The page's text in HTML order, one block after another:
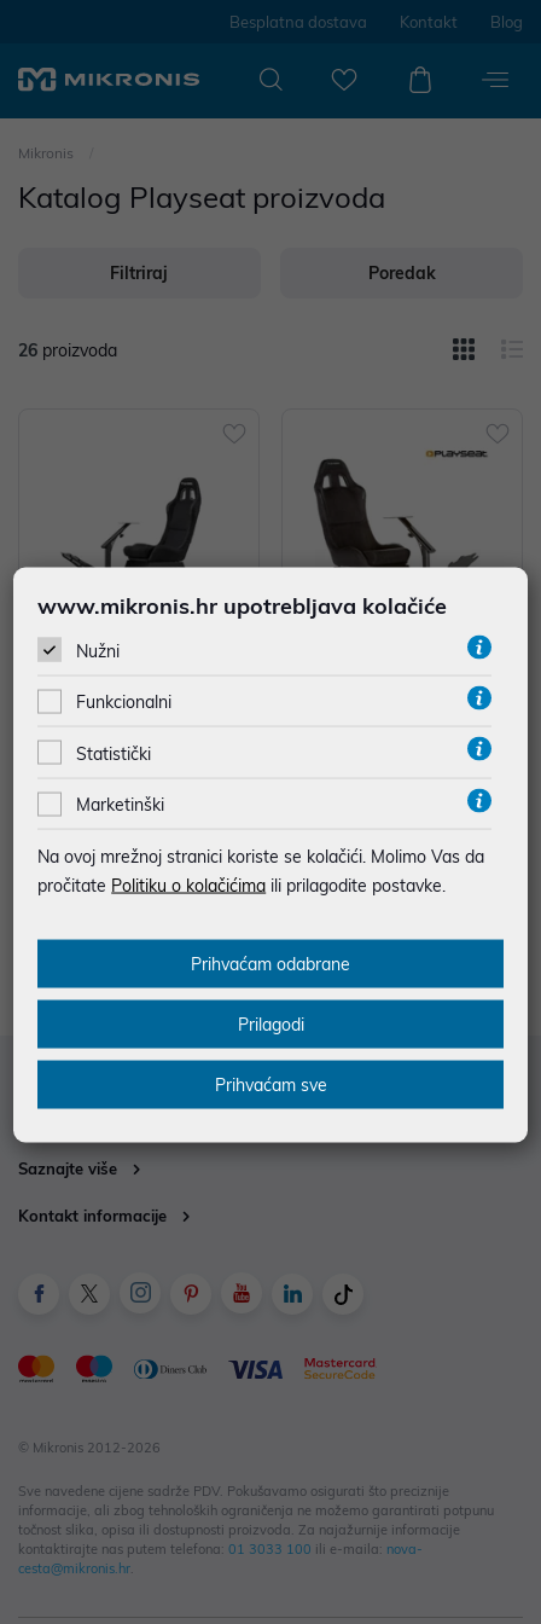
Besplatna dostava Kontakt Blog
Mikronis
Katalog Playseat proizvoda
Filtriraj Poredak
26 proizvoda
319,99 €
1 2
Saznajte više
Kontakt informacije
© Mikronis 2012-2026
Sve navedene cijene sadrže PDV. Pokušavamo osigurati što preciznije
informacije, ali zbog tehnoloških ograničenja ne možemo garantirati potpunu
točnost slika, opisa ili dostupnosti proizvoda. Za najažurnije informacije
kontaktirajte nas putem telefona: 01 3033 100 ili e-maila: nova-
cesta@mikronis.hr.
www.mikronis.hr upotrebljava kolačiće
Nužni
Funkcionalni
Statistički
Marketinški
Na ovoj mrežnoj stranici koriste se kolačići. Molimo Vas da
pročitate Politiku o kolačićima ili prilagodite postavke.
Prihvaćam odabrane
Prilagodi
Prihvaćam sve